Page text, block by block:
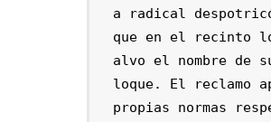
a radical
que en el recinto
alvo el nombre de
loque. El reclamo
propias normas